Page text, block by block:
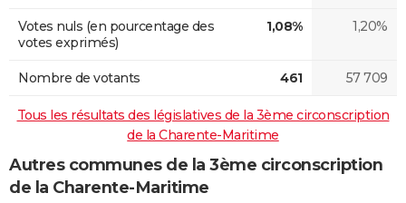
Votes nuls (en pourcentage des
votes exprimés)
1,08% 1,20%
Nombre de votants 461 57 709
Tous les résultats des législatives de la 3ème circonscription
de la Charente-Maritime
Autres communes de la 3ème circonscription
de la Charente-Maritime